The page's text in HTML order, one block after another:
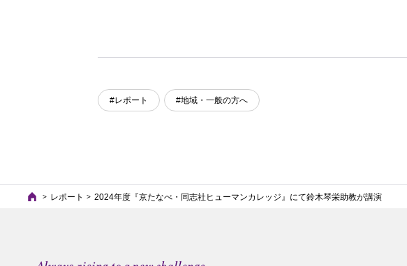
#レポート #地域・一般の方へ
レポート 2024年度『京たなべ・同志社ヒューマンカレッジ』にて鈴木琴栄助教が講演